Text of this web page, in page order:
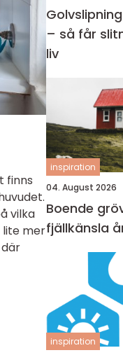
finns
vilka
lite mer
– så får
liv
inspiration
04. August 2026
Boende
fjällkänsla
inspiration